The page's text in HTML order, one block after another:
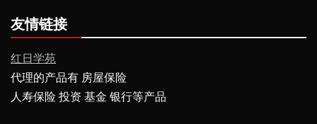
友情链接
红日学苑
代理的产品有 房屋保险
人寿保险 投资 基金 银行等产品